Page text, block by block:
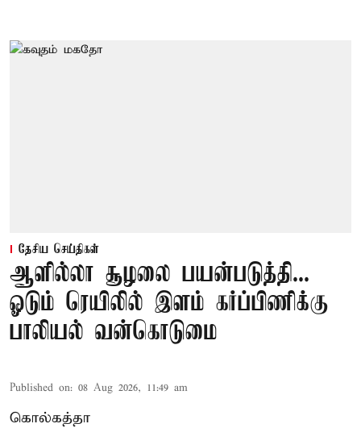
தேசிய செய்திகள்
ஆளில்லா சூழலை பயன்படுத்தி...
ஓடும் ரெயிலில் இளம் கர்ப்பிணிக்கு
பாலியல் வன்கொடுமை
Published on: 08 Aug 2026, 11:49 am
கொல்கத்தா